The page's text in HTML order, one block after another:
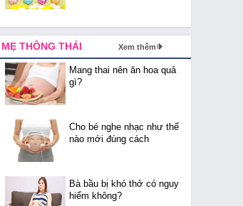
MẸ THÔNG THÁI Xem thêm
Mang thai nên ăn hoa quả
gì?
Cho bé nghe nhạc như thế
nào mới đúng cách
Bà bầu bị khó thở có nguy
hiểm không?